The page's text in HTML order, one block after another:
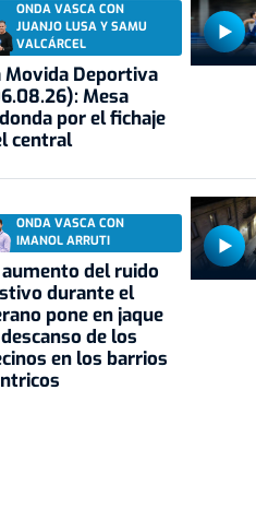
ONDA VASCA CON
JUANJO LUSA Y SAMU
VALCÁRCEL
Movida Deportiva
Mesa
por el fichaje
central
ONDA VASCA CON
IMANOL ARRUTI
aumento del ruido
durante el
pone en jaque
de los
en los barrios